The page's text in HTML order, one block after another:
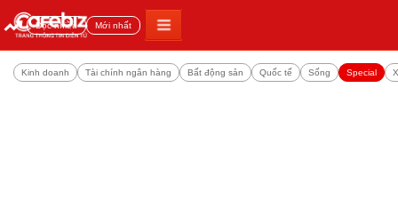
Đọc nhiều Mới nhất
Kinh doanh Tài chính ngân hàng Bất động sản Quốc tế Sống Special